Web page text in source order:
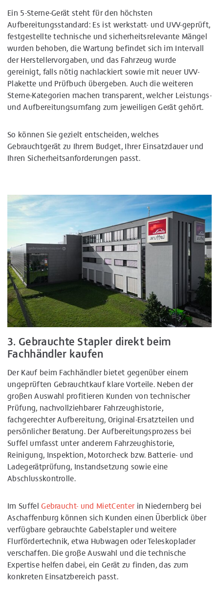
Ein 5-Sterne-Gerät steht für den höchsten
Aufbereitungsstandard: Es ist werkstatt- und UVV-geprüft,
festgestellte technische und sicherheitsrelevante Mängel
wurden behoben, die Wartung befindet sich im Intervall
der Herstellervorgaben, und das Fahrzeug wurde
gereinigt, falls nötig nachlackiert sowie mit neuer UVV-
Plakette und Prüfbuch übergeben. Auch die weiteren
Sterne-Kategorien machen transparent, welcher Leistungs-
und Aufbereitungsumfang zum jeweiligen Gerät gehört.
So können Sie gezielt entscheiden, welches
Gebrauchtgerät zu Ihrem Budget, Ihrer Einsatzdauer und
Ihren Sicherheitsanforderungen passt.
3. Gebrauchte Stapler direkt beim
Fachhändler kaufen
Der Kauf beim Fachhändler bietet gegenüber einem
ungeprüften Gebrauchtkauf klare Vorteile. Neben der
großen Auswahl profitieren Kunden von technischer
Prüfung, nachvollziehbarer Fahrzeughistorie,
fachgerechter Aufbereitung, Original-Ersatzteilen und
persönlicher Beratung. Der Aufbereitungsprozess bei
Suffel umfasst unter anderem Fahrzeughistorie,
Reinigung, Inspektion, Motorcheck bzw. Batterie- und
Ladegerätprüfung, Instandsetzung sowie eine
Abschlusskontrolle.
Im SuffelGebraucht- und MietCenter in Niedernberg bei
Aschaffenburg können sich Kunden einen Überblick über
verfügbare gebrauchte Gabelstapler und weitere
Flurfördertechnik, etwa Hubwagen oder Teleskoplader
verschaffen. Die große Auswahl und die technische
Expertise helfen dabei, ein Gerät zu finden, das zum
konkreten Einsatzbereich passt.